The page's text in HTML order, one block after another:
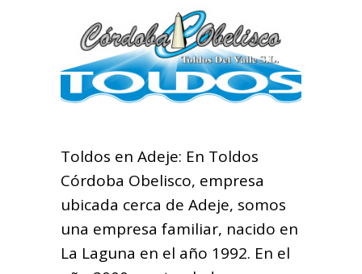
Toldos en Adeje: En Toldos
Córdoba Obelisco, empresa
ubicada cerca de Adeje, somos
una empresa familiar, nacido en
La Laguna en el año 1992. En el